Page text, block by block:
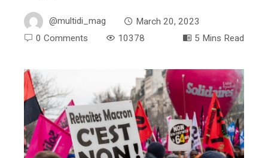
@multidi_mag
March 20, 2023
0 Comments
10378 5 Mins Read